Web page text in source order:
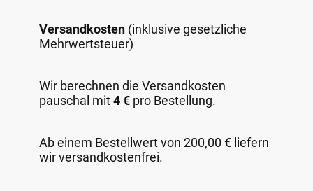
Versandkosten (inklusive gesetzliche
Mehrwertsteuer)
Wir berechnen die Versandkosten
pauschal mit4 € pro Bestellung.
Ab einem Bestellwert von 200,00 € liefern
wir versandkostenfrei.